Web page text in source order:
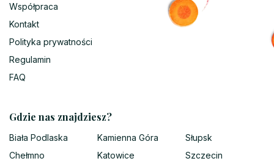
Współpraca
Kontakt
Polityka prywatności
Regulamin
FAQ
Gdzie nas znajdziesz?
Biała Podlaska
Chełmno
Kamienna Góra
Katowice
Słupsk
Szczecin